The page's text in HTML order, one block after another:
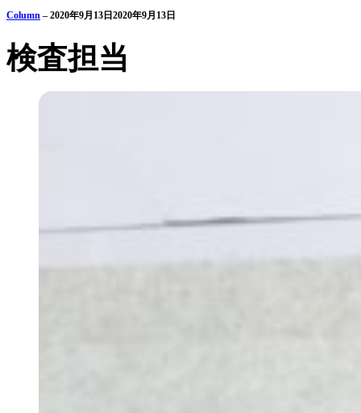
Column – 2020年9月13日2020年9月13日
検査担当